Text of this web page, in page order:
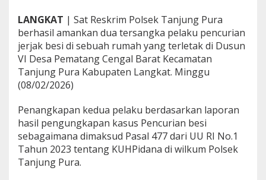
n
j
u
n
g
P
d
i
T
m
LANGKAT | Sat Reskrim Polsek Tanjung Pura
berhasil amankan dua tersangka pelaku pencurian
jerjak besi di sebuah rumah yang terletak di Dusun
VI Desa Pematang Cengal Barat Kecamatan
Tanjung Pura Kabupaten Langkat. Minggu
(08/02/2026)
Penangkapan kedua pelaku berdasarkan laporan
hasil pengungkapan kasus Pencurian besi
sebagaimana dimaksud Pasal 477 dari UU RI No.1
Tahun 2023 tentang KUHPidana di wilkum Polsek
Tanjung Pura.